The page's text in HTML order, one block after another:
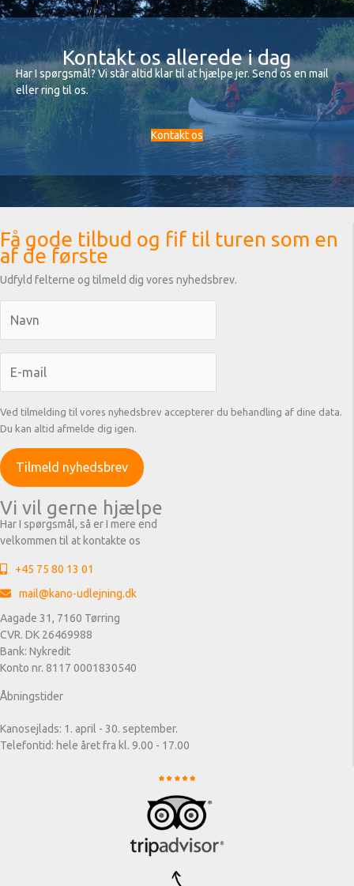
Kontakt os allerede i dag
Har I spørgsmål? Vi står altid klar til at hjælpe jer. Send os en mail
eller ring til os.
Kontakt os
Få gode tilbud og fif til turen som en
af de første
Udfyld felterne og tilmeld dig vores nyhedsbrev.
Ved tilmelding til vores nyhedsbrev accepterer du behandling af dine data.
Du kan altid afmelde dig igen.
Vi vil gerne hjælpe
Har I spørgsmål, så er I mere end
velkommen til at kontakte os
+45 75 80 13 01
mail@kano-udlejning.dk
Aagade 31, 7160 Tørring
CVR. DK 26469988
Bank: Nykredit
Konto nr. 8117 0001830540
Åbningstider
Kanosejlads: 1. april - 30. september.
Telefontid: hele året fra kl. 9.00 - 17.00